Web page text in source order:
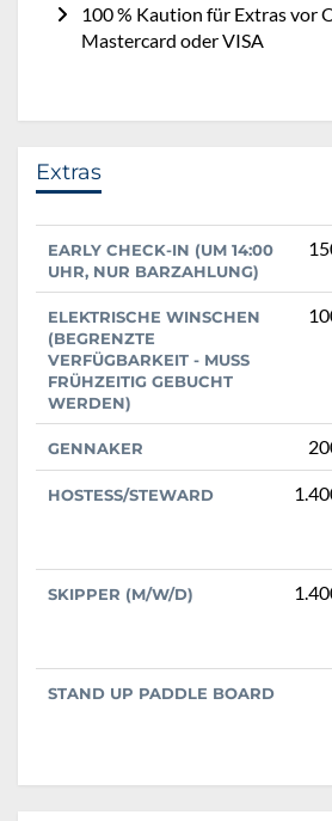
100 % Kaution für Extras vor
Mastercard oder VISA
Extras
EARLY CHECK-IN (UM 14:00
UHR, NUR BARZAHLUNG)
ELEKTRISCHE WINSCHEN
(BEGRENZTE
VERFÜGBARKEIT - MUSS
FRÜHZEITIG GEBUCHT
WERDEN)
GENNAKER
HOSTESS/STEWARD
SKIPPER (M/W/D)
STAND UP PADDLE BOARD